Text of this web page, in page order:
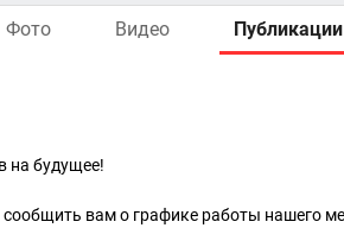
Фото Видео Публикации
на будущее!
вам о графике работы нашего